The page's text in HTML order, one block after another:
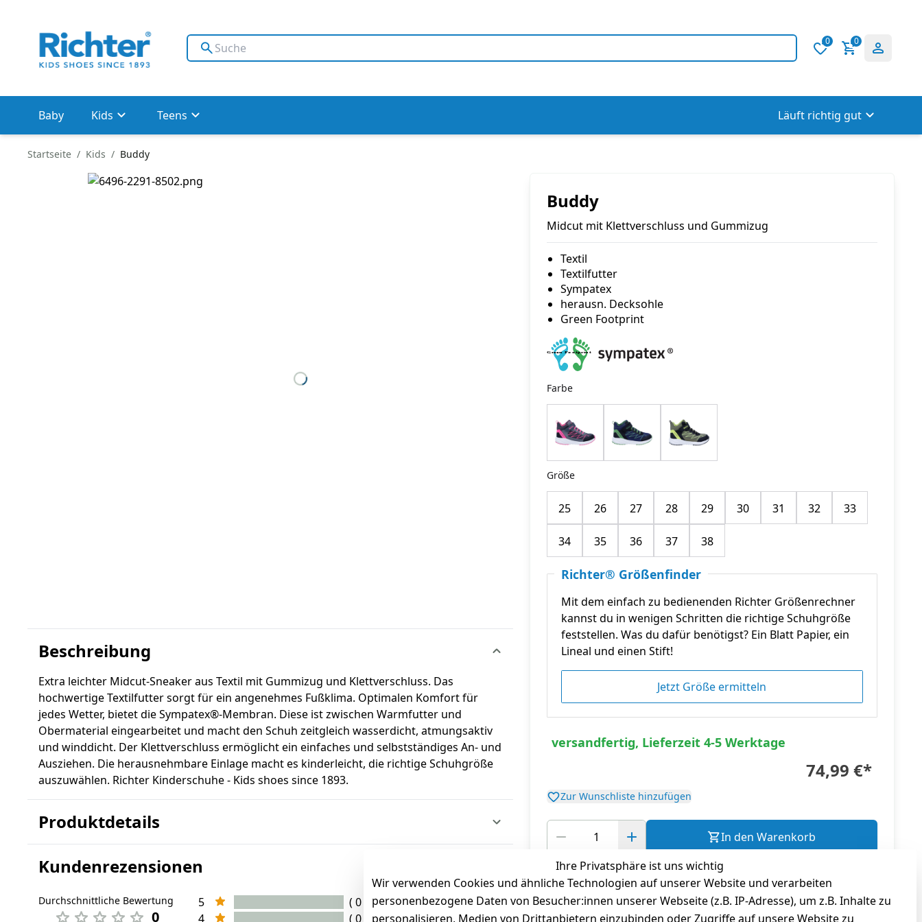
0 0
Baby Kids Teens Läuft richtig gut
Startseite Kids Buddy
Buddy
Midcut mit Klettverschluss und Gummizug
Textil
Textilfutter
Sympatex
herausn. Decksohle
Green Footprint
Farbe
Größe
25 26 27 28 29 30 31 32 33
34 35 36 37 38
Richter® Größenfinder
Mit dem einfach zu bedienenden Richter Größenrechner
kannst du in wenigen Schritten die richtige Schuhgröße
feststellen. Was du dafür benötigst? Ein Blatt Papier, ein
Lineal und einen Stift!
Jetzt Größe ermitteln
versandfertig, Lieferzeit 4-5 Werktage
74,99 €*
Zur Wunschliste hinzufügen
In den Warenkorb
inkl. ges. MwStzzgl. Versandkosten
Beschreibung
Extra leichter Midcut-Sneaker aus Textil mit Gummizug und Klettverschluss. Das
hochwertige Textilfutter sorgt für ein angenehmes Fußklima. Optimalen Komfort für
jedes Wetter, bietet die Sympatex®-Membran. Diese ist zwischen Warmfutter und
Obermaterial eingearbeitet und macht den Schuh zeitgleich wasserdicht, atmungsaktiv
und winddicht. Der Klettverschluss ermöglicht ein einfaches und selbstständiges An- und
Ausziehen. Die herausnehmbare Einlage macht es kinderleicht, die richtige Schuhgröße
auszuwählen. Richter Kinderschuhe - Kids shoes since 1893.
Produktdetails
Kundenrezensionen
Durchschnittliche Bewertung
0
5
( 0 )
4
( 0 )
Ihre Privatsphäre ist uns wichtig
Wir verwenden Cookies und ähnliche Technologien auf unserer Website und verarbeiten
personenbezogene Daten von Besucher:innen unserer Webseite (z.B. IP-Adresse), um z.B. Inhalte zu
personalisieren, Medien von Drittanbietern einzubinden oder Zugriffe auf unsere Website zu